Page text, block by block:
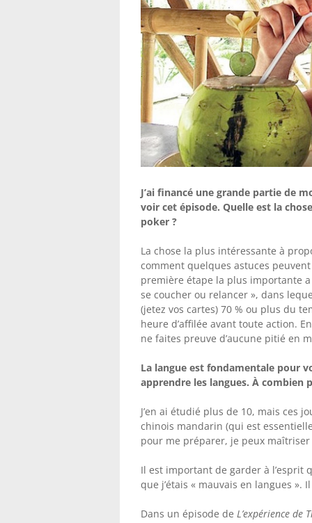
J’ai financé une grande partie de
voir cet épisode. Quelle est la
poker ?
La chose la plus intéressante à
comment quelques astuces
première étape la plus importante
se coucher ou relancer », dans
(jetez vos cartes) 70 % ou plus du
heure d’affilée avant toute action.
ne faites preuve d’aucune pitié en
La langue est fondamentale pour
apprendre les langues. À combien
J’en ai étudié plus de 10, mais ces
chinois mandarin (qui est
pour me préparer, je peux
Il est important de garder à l’esprit
que j’étais « mauvais en langues ».
Dans un épisode de L’expérience de